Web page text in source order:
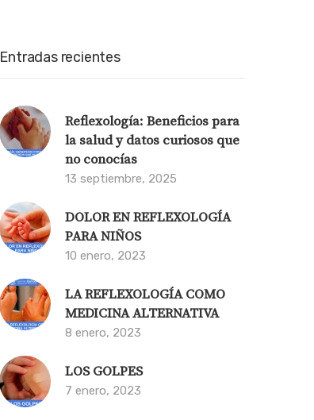
Entradas recientes
Reflexología: Beneficios para
la salud y datos curiosos que
no conocías
13 septiembre, 2025
DOLOR EN REFLEXOLOGÍA
PARA NIÑOS
10 enero, 2023
LA REFLEXOLOGÍA COMO
MEDICINA ALTERNATIVA
8 enero, 2023
LOS GOLPES
7 enero, 2023